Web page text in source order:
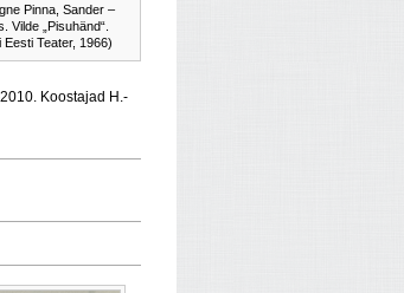
Pinna, Sander –
Vilde „Pisuhänd“.
Eesti Teater, 1966)
Koostajad H.-